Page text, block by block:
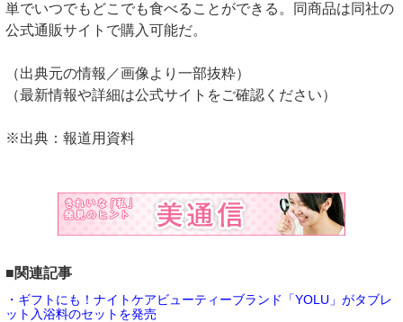
単でいつでもどこでも食べることができる。同商品は同社の
公式通販サイトで購入可能だ。
（出典元の情報／画像より一部抜粋）
（最新情報や詳細は公式サイトをご確認ください）
※出典：報道用資料
■関連記事
・ギフトにも！ナイトケアビューティーブランド「YOLU」がタブレ
ット入浴料のセットを発売